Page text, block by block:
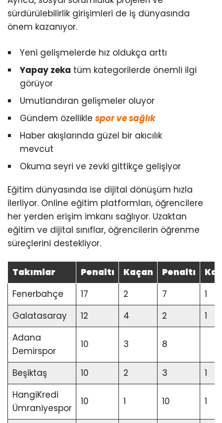
sürdürülebilirlik girişimleri de iş dünyasında
önem kazanıyor.
Yeni gelişmelerde hız oldukça arttı
Yapay zeka tüm kategorilerde önemli ilgi
görüyor
Umutlandıran gelişmeler oluyor
Gündem özellikle spor ve sağlık
Haber akışlarında güzel bir akıcılık
mevcut
Okuma seyri ve zevki gittikçe gelişiyor
Eğitim dünyasında ise dijital dönüşüm hızla
ilerliyor. Online eğitim platformları, öğrencilere
her yerden erişim imkanı sağlıyor. Uzaktan
eğitim ve dijital sınıflar, öğrencilerin öğrenme
süreçlerini destekliyor.
Takımlar Penaltı Kaçan Penaltı
Fenerbahçe
17 2 7
1
Galatasaray
12 4 2
1
Adana
Demirspor
10 3 8
Beşiktaş 10 2 3
1
HangiKredi
Ümraniyespor
10 1 10 1